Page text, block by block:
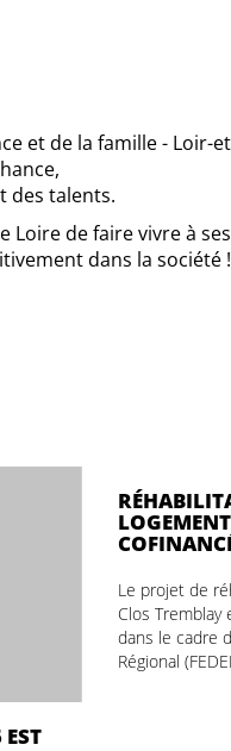
et de la famille - Loir-
des talents.
de faire vivre à
dans la société !
Le projet de
Clos
dans le cadre
Régional